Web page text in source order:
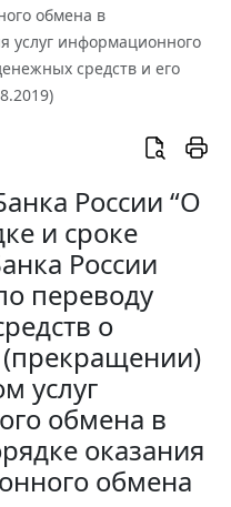
обмена в
услуг информационного
средств и его
России “О
и сроке
России
переводу
о
услуг
обмена в
оказания
обмена